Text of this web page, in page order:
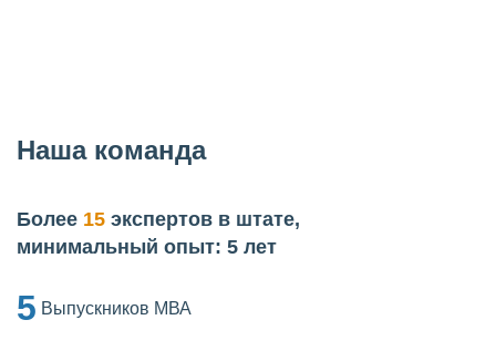
Наша команда
Более 15 экспертов в штате,
минимальный опыт: 5 лет
5 Выпускников МВА